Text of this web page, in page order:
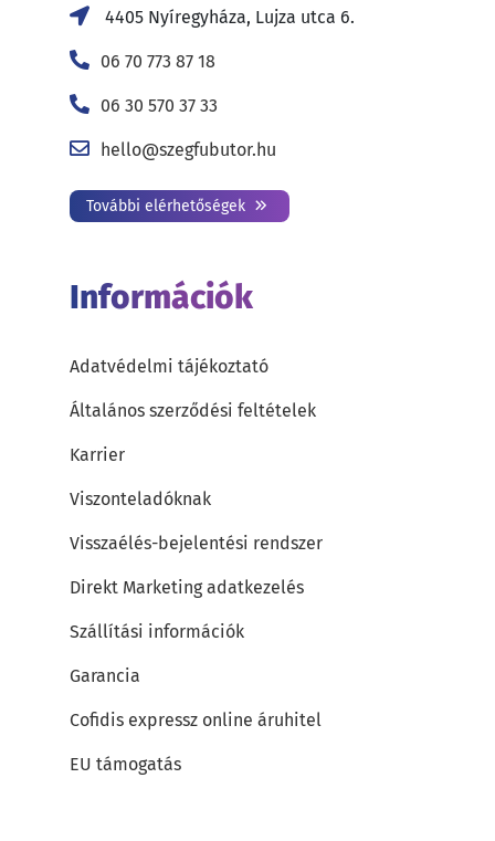
4405 Nyíregyháza, Lujza utca 6.
06 70 773 87 18
06 30 570 37 33
hello@szegfubutor.hu
További elérhetőségek
Információk
Adatvédelmi tájékoztató
Általános szerződési feltételek
Karrier
Viszonteladóknak
Visszaélés-bejelentési rendszer
Direkt Marketing adatkezelés
Szállítási információk
Garancia
Cofidis expressz online áruhitel
EU támogatás